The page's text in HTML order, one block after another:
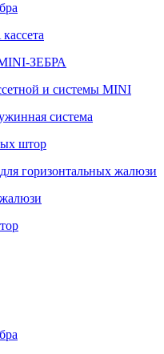
ЗЕБРА
и системы MINI
система
штор
горизонтальных жалюзи